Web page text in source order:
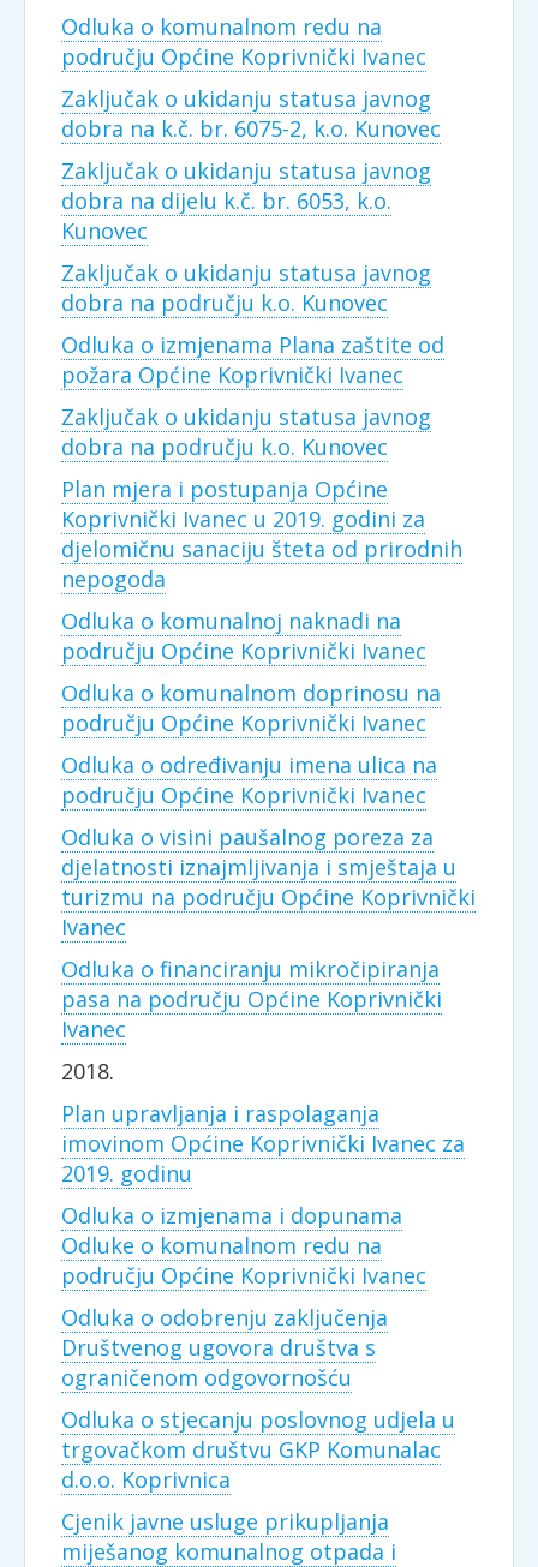
Odluka o komunalnom redu na
području Općine Koprivnički Ivanec
Zaključak o ukidanju statusa javnog
dobra na k.č. br. 6075-2, k.o. Kunovec
Zaključak o ukidanju statusa javnog
dobra na dijelu k.č. br. 6053, k.o.
Kunovec
Zaključak o ukidanju statusa javnog
dobra na području k.o. Kunovec
Odluka o izmjenama Plana zaštite od
požara Općine Koprivnički Ivanec
Zaključak o ukidanju statusa javnog
dobra na području k.o. Kunovec
Plan mjera i postupanja Općine
Koprivnički Ivanec u 2019. godini za
djelomičnu sanaciju šteta od prirodnih
nepogoda
Odluka o komunalnoj naknadi na
području Općine Koprivnički Ivanec
Odluka o komunalnom doprinosu na
području Općine Koprivnički Ivanec
Odluka o određivanju imena ulica na
području Općine Koprivnički Ivanec
Odluka o visini paušalnog poreza za
djelatnosti iznajmljivanja i smještaja u
turizmu na području Općine Koprivnički
Ivanec
Odluka o financiranju mikročipiranja
pasa na području Općine Koprivnički
Ivanec
2018.
Plan upravljanja i raspolaganja
imovinom Općine Koprivnički Ivanec za
2019. godinu
Odluka o izmjenama i dopunama
Odluke o komunalnom redu na
području Općine Koprivnički Ivanec
Odluka o odobrenju zaključenja
Društvenog ugovora društva s
ograničenom odgovornošću
Odluka o stjecanju poslovnog udjela u
trgovačkom društvu GKP Komunalac
d.o.o. Koprivnica
Cjenik javne usluge prikupljanja
miješanog komunalnog otpada i